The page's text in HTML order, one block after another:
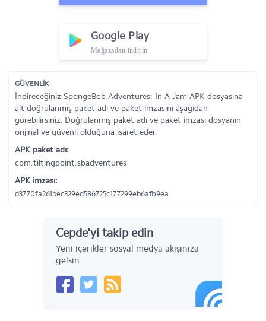
Google Play
Mağazadan indirin
GÜVENLİK
İndireceğiniz SpongeBob Adventures: In A Jam APK dosyasına
ait doğrulanmış paket adı ve paket imzasını aşağıdan
görebilirsiniz. Doğrulanmış paket adı ve paket imzası dosyanın
orijinal ve güvenli olduğuna işaret eder.
APK paket adı:
com.tiltingpoint.sbadventures
APK imzası:
d3770fa261bec329ed586725c177299eb6afb9ea
Cepde'yi takip edin
Yeni içerikler sosyal medya akışınıza
gelsin